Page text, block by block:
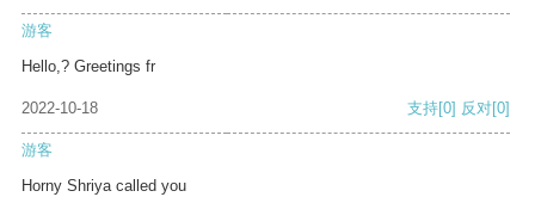
游客
Hello,? Greetings fr
2022-10-18 支持[0] 反对[0]
游客
Horny Shriya called you